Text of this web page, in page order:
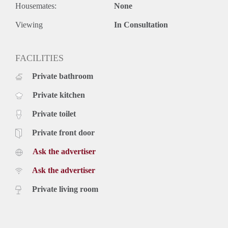
Housemates: None
Viewing In Consultation
FACILITIES
Private bathroom
Private kitchen
Private toilet
Private front door
Ask the advertiser
Ask the advertiser
Private living room